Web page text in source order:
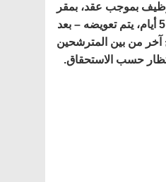
بموجب عقد، بمقر
عمله، في أجل أقصاه 5 أيام، يتم تعويضه – بعد
آخر من بين المترشحين
حسب الاستحقاق.